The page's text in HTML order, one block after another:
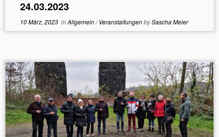
24.03.2023
10 März, 2023inAllgemein/VeranstaltungenbySascha Meier